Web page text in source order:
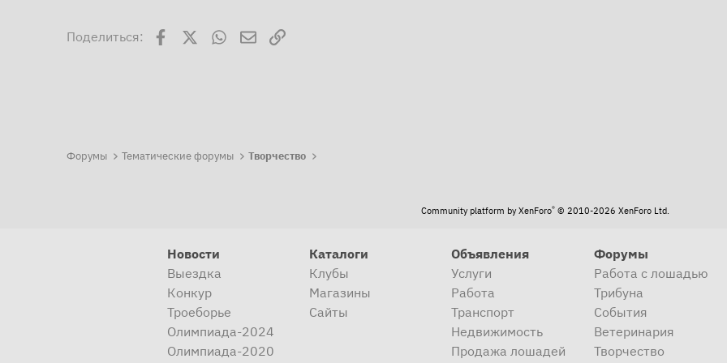
Поделиться: FacebookWhatsAppЭлектронная почта
Ссылка
Форумы Тематические форумы Творчество
Community platform by XenForo® © 2010-2026 XenForo Ltd.
Новости
Выездка
Конкур
Троеборье
Олимпиада-2024
Олимпиада-2020
Каталоги
Клубы
Магазины
Сайты
Объявления
Услуги
Работа
Транспорт
Недвижимость
Продажа лошадей
Форумы
Работа с лошадью
Трибуна
События
Ветеринария
Творчество